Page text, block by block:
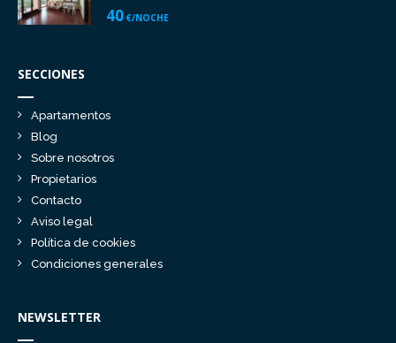
40 €/NOCHE
SECCIONES
Apartamentos
Blog
Sobre nosotros
Propietarios
Contacto
Aviso legal
Política de cookies
Condiciones generales
NEWSLETTER